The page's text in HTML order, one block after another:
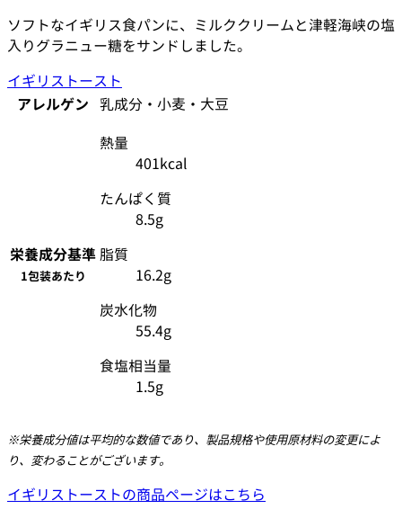
ソフトなイギリス食パンに、ミルククリームと津軽海峡の塩
入りグラニュー糖をサンドしました。
イギリストースト
アレルゲン 乳成分・小麦・大豆
栄養成分基準
1包装あたり
熱量
401kcal
たんぱく質
8.5g
脂質
16.2g
炭水化物
55.4g
食塩相当量
1.5g
※栄養成分値は平均的な数値であり、製品規格や使用原材料の変更によ
り、変わることがございます。
イギリストーストの商品ページはこちら